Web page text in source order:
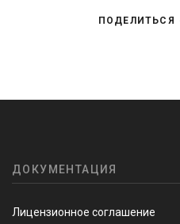
ПОДЕЛИТЬСЯ
ДОКУМЕНТАЦИЯ
Лицензионное соглашение